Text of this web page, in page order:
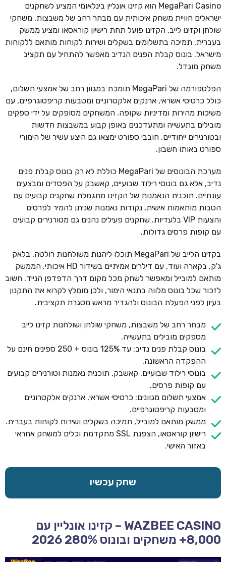
MegaPari Casino הוא קזינו אונליין בינלאומי המציע לשחקנים
ישראלים חוויית משחק איכותית עם מבחר רחב של משבצות, משחקי
שולחן וקזינו לייב. הקזינו פועל תחת רישיון קוראסאו ומציע ממשק
בעברית, תמיכה בתשלומים בשקלים ושירות לקוחות מותאם ללקוחות
מישראל. בונוס קבלת הפנים הנדיב מאפשר להתחיל עם תקציב
משחק מוגדל.
הפלטפורמה של MegaPari תומכת במגוון רחב של אמצעי תשלום,
כולל כרטיסי אשראי, ארנקים אלקטרוניים ומטבעות קריפטוגרפיים, עם
משיכות מהירות ומדיניות שקופה. המשחקים מסופקים על ידי ספקים
מובילים בתעשייה ומתעדכנים באופן קבוע במשבצות חדשות
ובטורנירים ייחודיים. חובבי ספורט ימצאו גם היצע עשיר של הימורי
ספורט באותו חשבון.
מערכת הבונוסים של MegaPari כוללת לא רק בונוס קבלת פנים
נדיב, אלא גם בונוסי רילוד שבועיים, קאשבק על הפסדים ומבצעים
עונתיים. תוכנית הנאמנות של הקזינו מתגמלת שחקנים קבועים עם
הטבות מותאמות אישית, נקודות נאמנות שניתן להמיר לפרסים
והצעות VIP בלעדיות. שחקנים פעילים נהנים גם מטורנירים קבועים
עם קופות פרסים גדולות.
בקזינו הלייב של MegaPari תוכלו ליהנות משולחנות רולטה, בלאק
ג'ק, בקארה ועוד, עם דילרים אמיתיים בשידור HD איכותי. הממשק
מותאם למובייל ומאפשר לשחק מכל מקום דרך הדפדפן הנייד. חשוב
לזכור שכל בונוס מלווה בתנאי הימור, ולכן מומלץ לקרוא את התקנון
בעיון לפני הפעלת הבונוס ולהגדיר מראש מסגרת תקציבית.
מבחר רחב של משבצות, משחקי שולחן ושולחנות קזינו לייב
מספקים מובילים בתעשייה.
בונוס קבלת פנים נדיב: עד 125% בונוס + 250 ספינים חינם על
ההפקדה הראשונה.
בונוסי רילוד שבועיים, קאשבק, תוכנית נאמנות וטורנירים קבועים
עם קופות פרסים.
אמצעי תשלום מגוונים: כרטיסי אשראי, ארנקים אלקטרוניים
ומטבעות קריפטוגרפיים.
ממשק מותאם למובייל, תמיכה בשקלים ושירות לקוחות בעברית.
רישיון קוראסאו, הצפנת SSL מתקדמת וכלים למשחק אחראי
באזור האישי.
שחק עכשיו
WAZBEE CASINO – קזינו אונליין עם
8,000+ משחקים ובונוס 280% 2026